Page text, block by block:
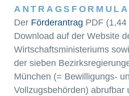
Der Förderantrag PDF
Download auf der Website
Wirtschaftsministeriums
der sieben
München (= Bewilligungs-
Vollzugsbehörden) abrufbar